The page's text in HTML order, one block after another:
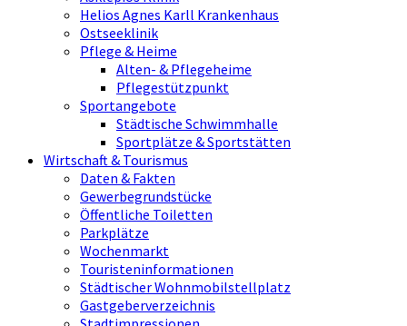
Helios Agnes Karll Krankenhaus
Ostseeklinik
Pflege & Heime
Alten- & Pflegeheime
Pflegestützpunkt
Sportangebote
Städtische Schwimmhalle
Sportplätze & Sportstätten
Wirtschaft & Tourismus
Daten & Fakten
Gewerbegrundstücke
Öffentliche Toiletten
Parkplätze
Wochenmarkt
Touristeninformationen
Städtischer Wohnmobilstellplatz
Gastgeberverzeichnis